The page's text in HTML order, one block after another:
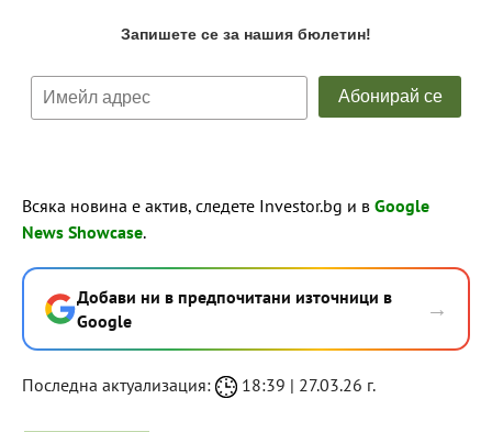
Всяка новина е актив, следете Investor.bg и в Google
News Showcase.
Добави ни в предпочитани източници в
Google
→
Последна актуализация: 18:39 | 27.03.26 г.